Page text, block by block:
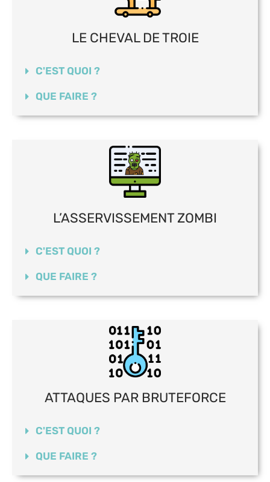
LE CHEVAL DE TROIE
C'EST QUOI ?
QUE FAIRE ?
L’ASSERVISSEMENT ZOMBI
C'EST QUOI ?
QUE FAIRE ?
ATTAQUES PAR BRUTEFORCE
C'EST QUOI ?
QUE FAIRE ?